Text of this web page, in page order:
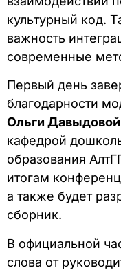
культурный код.
важность
современные
Первый день
благодарности
Ольги Давыдовой
кафедрой
образования
итогам
а также будет
сборник.
В официальной
слова от